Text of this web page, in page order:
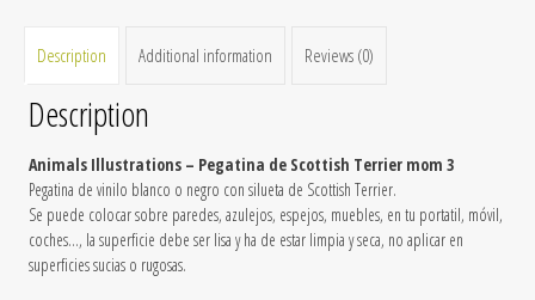
Description Additional information Reviews (0)
Description
Animals Illustrations – Pegatina de Scottish Terrier mom 3
Pegatina de vinilo blanco o negro con silueta de Scottish Terrier.
Se puede colocar sobre paredes, azulejos, espejos, muebles, en tu portatil, móvil,
coches…, la superficie debe ser lisa y ha de estar limpia y seca, no aplicar en
superficies sucias o rugosas.